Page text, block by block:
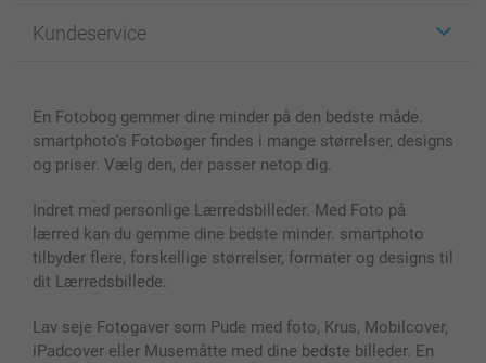
Fotobøger
Cover til mobil & tablet
MyNameBook
Fotorammer & Tilbehør
Alle fotoprodukter
For affiliate
Sitemap
Betingelser og garantier
Kundeservice
smartbonus
Priser & betaling
En Fotobog gemmer dine minder på den bedste måde.
smartphoto's Fotobøger findes i mange størrelser, designs
og priser. Vælg den, der passer netop dig.
Indret med personlige Lærredsbilleder. Med Foto på
lærred kan du gemme dine bedste minder. smartphoto
tilbyder flere, forskellige størrelser, formater og designs til
dit Lærredsbillede.
Lav seje Fotogaver som Pude med foto, Krus, Mobilcover,
iPadcover eller Musemåtte med dine bedste billeder. En